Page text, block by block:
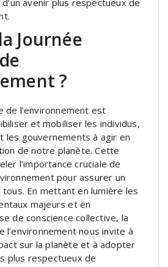
Journée
?
de l’environnement est
et mobiliser les individus,
les gouvernements à agir en
de notre planète. Cette
l’importance cruciale de
pour assurer un
En mettant en lumière les
majeurs et en
de conscience collective, la
l’environnement nous invite à
sur la planète et à adopter
plus respectueux de